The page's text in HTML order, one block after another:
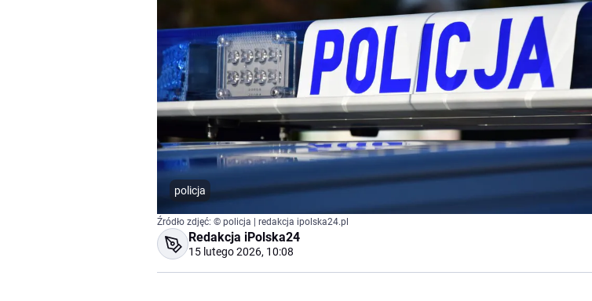
policja
Źródło zdjęć: © policja | redakcja ipolska24.pl
Redakcja iPolska24
15 lutego 2026, 10:08